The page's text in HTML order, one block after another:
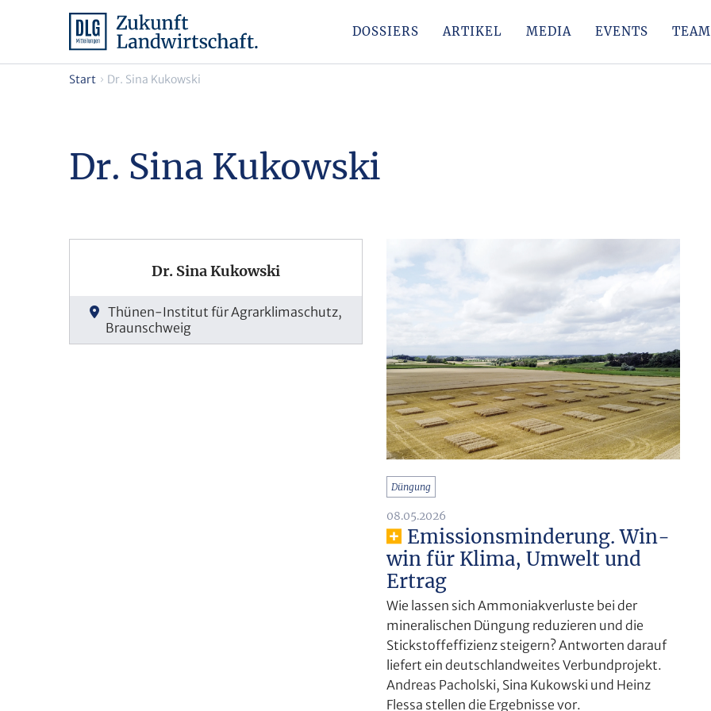
DOSSIERS ARTIKEL MEDIA EVENTS TEAM
Start Dr. Sina Kukowski
Dr. Sina Kukowski
Dr. Sina Kukowski
Thünen-Institut für Agrarklimaschutz,
Braunschweig
Düngung
08.05.2026
Emissionsminderung. Win-
win für Klima, Umwelt und
Ertrag
Wie lassen sich Ammoniakverluste bei der
mineralischen Düngung reduzieren und die
Stickstoffeffizienz steigern? Antworten darauf
liefert ein deutschlandweites Verbundprojekt.
Andreas Pacholski, Sina Kukowski und Heinz
Flessa stellen die Ergebnisse vor.